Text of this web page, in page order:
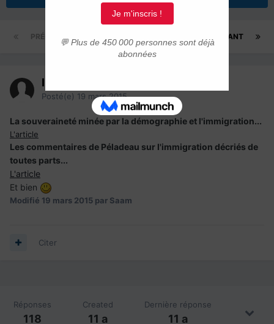
PRÉCÉDENT SUIVANT
Invité
Posté(e) 19 mars 2015
La souveraineté minée par la démographie et l'immigration...
L'article
Les commentaires de Péladeau sur l'immigration décriés de
toutes parts...
L'article
Et bien
Modifié 19 mars 2015 par Saam
Citer
Réponses
118
Created
11 a
Dernière réponse
11 a